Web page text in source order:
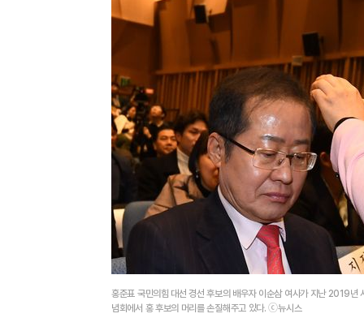
홍준표 국민의힘 대선 경선 후보의 배우자 이순삼 여사가 지난 2019
념회에서 홍 후보의 머리를 손질해주고 있다. ⓒ뉴시스